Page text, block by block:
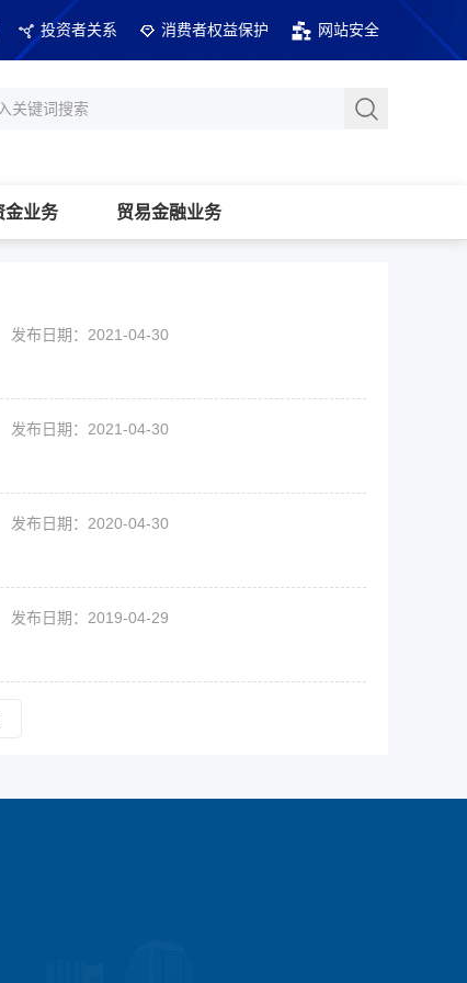
投资者关系 消费者权益保护 网站安全
金业务 贸易金融业务
发布日期：2021-04-30
发布日期：2021-04-30
发布日期：2020-04-30
发布日期：2019-04-29